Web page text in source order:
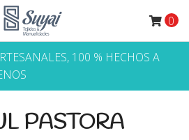
100 % HECHOS A
0
PASTORA